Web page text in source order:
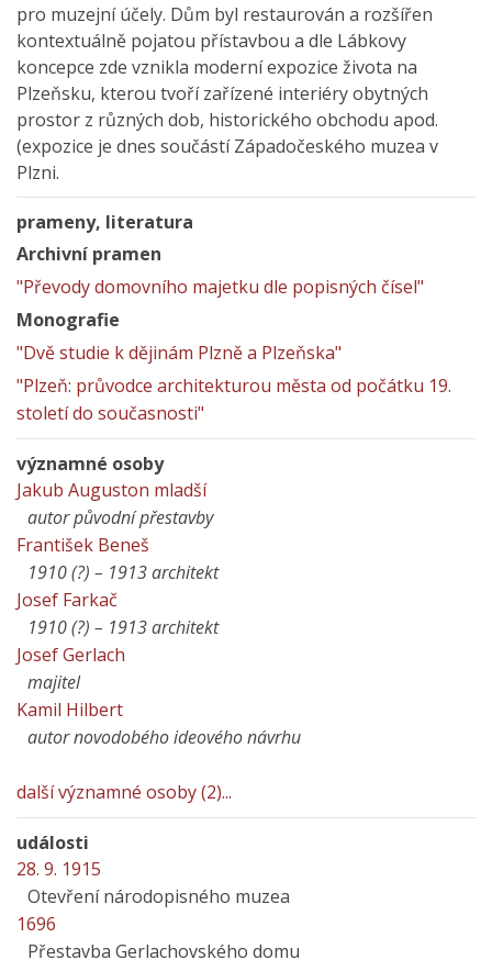
pro muzejní účely. Dům byl restaurován a rozšířen
kontextuálně pojatou přístavbou a dle Lábkovy
koncepce zde vznikla moderní expozice života na
Plzeňsku, kterou tvoří zařízené interiéry obytných
prostor z různých dob, historického obchodu apod.
(expozice je dnes součástí Západočeského muzea v
Plzni.
prameny, literatura
Archivní pramen
"Převody domovního majetku dle popisných čísel"
Monografie
"Dvě studie k dějinám Plzně a Plzeňska"
"Plzeň: průvodce architekturou města od počátku 19.
století do současnosti"
významné osoby
Jakub Auguston mladší
autor původní přestavby
František Beneš
1910 (?) – 1913 architekt
Josef Farkač
1910 (?) – 1913 architekt
Josef Gerlach
majitel
Kamil Hilbert
autor novodobého ideového návrhu
další významné osoby (2)...
události
28. 9. 1915
Otevření národopisného muzea
1696
Přestavba Gerlachovského domu